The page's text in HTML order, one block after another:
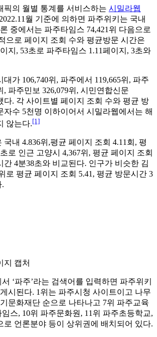
픽의 월별 통계를 서비스하는 시밀라웹
월 기준에 의하면 파주위키는 국내
중에서는 파주타임스 74,421위 다음으로
으로 페이지 조회 수와 평균방문 시간은
지, 53초로 파주타임스 1.11페이지, 3초와
가 106,740위, 파주에서 119,665위, 파주
, 파주민보 326,079위, 시민연합신문
다. 각 사이트별 페이지 조회 수와 평균 방
자수 5천명 이하이어서 시밀라웹에서는 해
않는다.[1]
내 4.836위,평균 페이지 조회 4.11회, 평
로 인근 고양시 4,367위, 평균 페이지 조회
간 4분38초와 비교된다. 인구가 비슷한 김
로 평균 페이지 조회 5.41, 평균 방문시간 3
.
지 캡처
‘파주’라는 검색어를 입력하면 파주위키
시된다. 1위는 파주시청 사이트이고 나무
문화재단 순으로 나타나고 7위 파주교육
스, 10위 파주문화원, 11위 파주초등학교,
로 언론분야 등이 상위권에 배치되어 있다.